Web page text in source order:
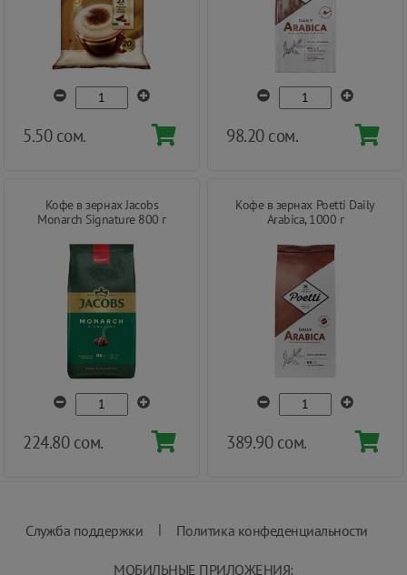
5.50 сом. 98.20 сом.
Кофе в зернах Jacobs
Monarch Signature 800 г
224.80 сом.
Кофе в зернах Poetti Daily
Arabica, 1000 г
389.90 сом.
Служба поддержки | Политика конфеденциальности
МОБИЛЬНЫЕ ПРИЛОЖЕНИЯ: